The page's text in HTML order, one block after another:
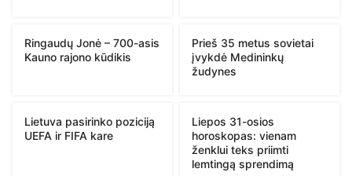
Ringaudų Jonė – 700-asis
Kauno rajono kūdikis
Prieš 35 metus sovietai
įvykdė Medininkų
žudynes
Lietuva pasirinko poziciją
UEFA ir FIFA kare
Liepos 31-osios
horoskopas: vienam
ženklui teks priimti
lemtingą sprendimą